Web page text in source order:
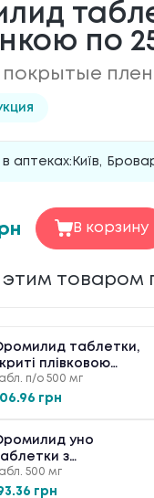
по
покрытые
аптеках: Київ,
В корзину
этим товаром
таблетки,
плівковою
по 500 мг
п/о 500 мг
грн
уно
з
по 500
500 мг
грн